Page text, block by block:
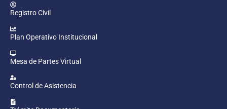
Registro Civil
Plan Operativo Institucional
Mesa de Partes Virtual
Control de Asistencia